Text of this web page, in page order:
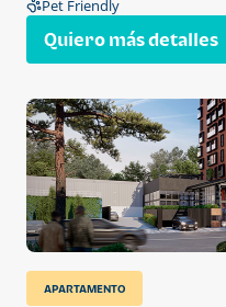
Pet Friendly
Quiero más detalles
APARTAMENTO